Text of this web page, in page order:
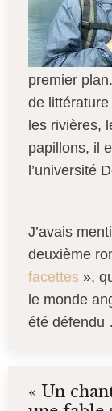
premier
de
les rivières,
papillons, il
l’université
J’avais
deuxième
facettes »,
le monde
été défendu
« Un